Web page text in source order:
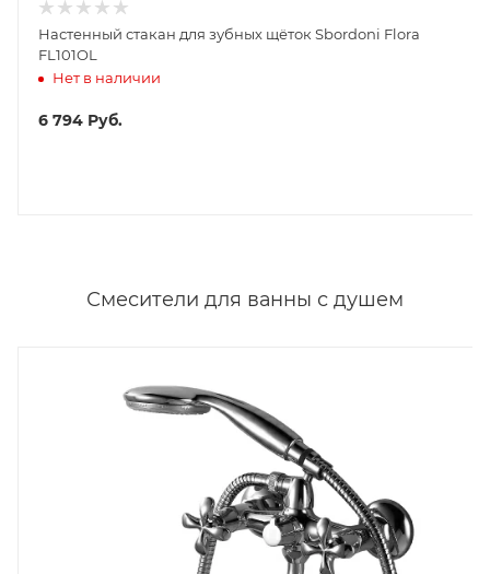
Настенный стакан для зубных щёток Sbordoni Flora
FL101OL
Нет в наличии
6 794 Руб.
Смесители для ванны с душем